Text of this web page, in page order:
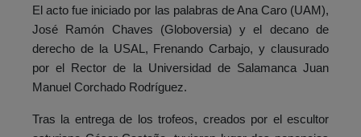
El acto fue iniciado por las palabras de Ana Caro (UAM),
José Ramón Chaves (Globoversia) y el decano de
derecho de la USAL, Frenando Carbajo, y clausurado
por el Rector de la Universidad de Salamanca Juan
Manuel Corchado Rodríguez.
Tras la entrega de los trofeos, creados por el escultor